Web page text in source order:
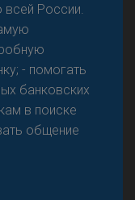
России.
- помогать
банковских
в поиске
общение